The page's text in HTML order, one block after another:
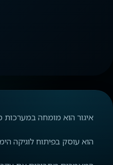
איגור הוא מומחה במערכות
הוא עוסק בפיתוח לוגיקה